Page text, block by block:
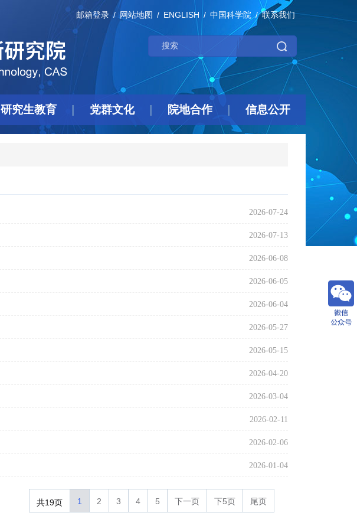
邮箱登录 网站地图 ENGLISH 中国科学院 联系我们
研究生教育 党群文化 院地合作 信息公开
2026-07-24
2026-07-13
2026-06-08
2026-06-05
2026-06-04
2026-05-27
2026-05-15
2026-04-20
2026-03-04
2026-02-11
2026-02-06
2026-01-04
共19页 1 2 3 4 5 下一页 下5页 尾页